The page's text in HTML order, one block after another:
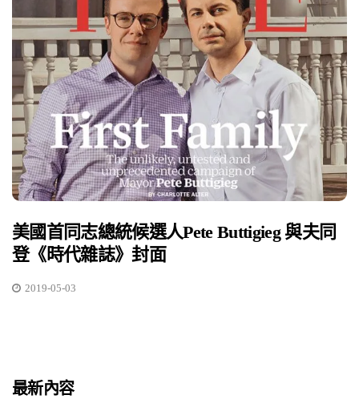
美國首同志總統候選人Pete Buttigieg 與夫同
登《時代雜誌》封面
2019-05-03
最新內容